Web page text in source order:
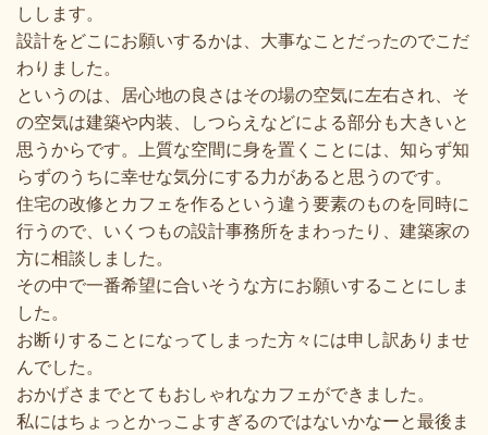
しします。
設計をどこにお願いするかは、大事なことだったのでこだ
わりました。
というのは、居心地の良さはその場の空気に左右され、そ
の空気は建築や内装、しつらえなどによる部分も大きいと
思うからです。上質な空間に身を置くことには、知らず知
らずのうちに幸せな気分にする力があると思うのです。
住宅の改修とカフェを作るという違う要素のものを同時に
行うので、いくつもの設計事務所をまわったり、建築家の
方に相談しました。
その中で一番希望に合いそうな方にお願いすることにしま
した。
お断りすることになってしまった方々には申し訳ありませ
んでした。
おかげさまでとてもおしゃれなカフェができました。
私にはちょっとかっこよすぎるのではないかなーと最後ま